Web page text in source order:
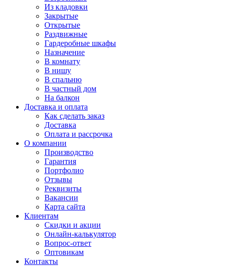
Из кладовки
Закрытые
Открытые
Раздвижные
Гардеробные шкафы
Назначение
В комнату
В нишу
В спальню
В частный дом
На балкон
Доставка и оплата
Как сделать заказ
Доставка
Оплата и рассрочка
О компании
Производство
Гарантия
Портфолио
Отзывы
Реквизиты
Вакансии
Карта сайта
Клиентам
Скидки и акции
Онлайн-калькулятор
Вопрос-ответ
Оптовикам
Контакты